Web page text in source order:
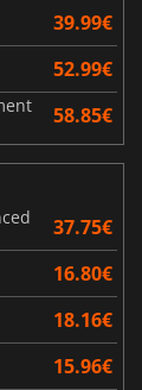
39.99€
52.99€
58.85€
37.75€
16.80€
18.16€
15.96€